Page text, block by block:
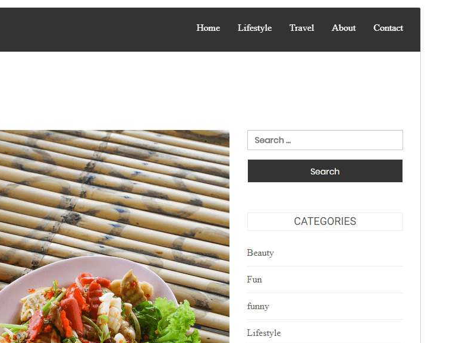
Aceasta este o temă copil aBlog Bank.
Versiune PHP
Prima pagină a temei